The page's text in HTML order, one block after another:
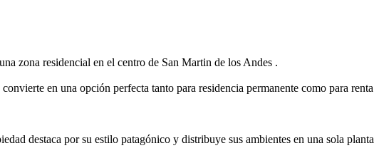
zona residencial en el centro de San Martin de los Andes .
en una opción perfecta tanto para residencia permanente como para renta
destaca por su estilo patagónico y distribuye sus ambientes en una sola planta